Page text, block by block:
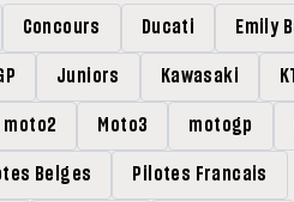
Concours Ducati Emily
Juniors Kawasaki
moto2 Moto3 motogp
Belges Pilotes Francais